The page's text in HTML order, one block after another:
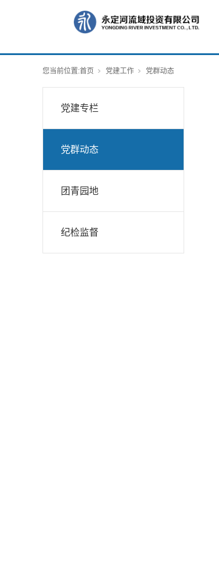
您当前位置:首页 党建工作 党群动态
党建专栏
党群动态
团青园地
纪检监督